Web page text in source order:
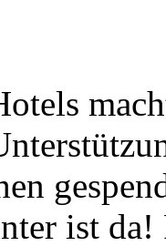
ist da!